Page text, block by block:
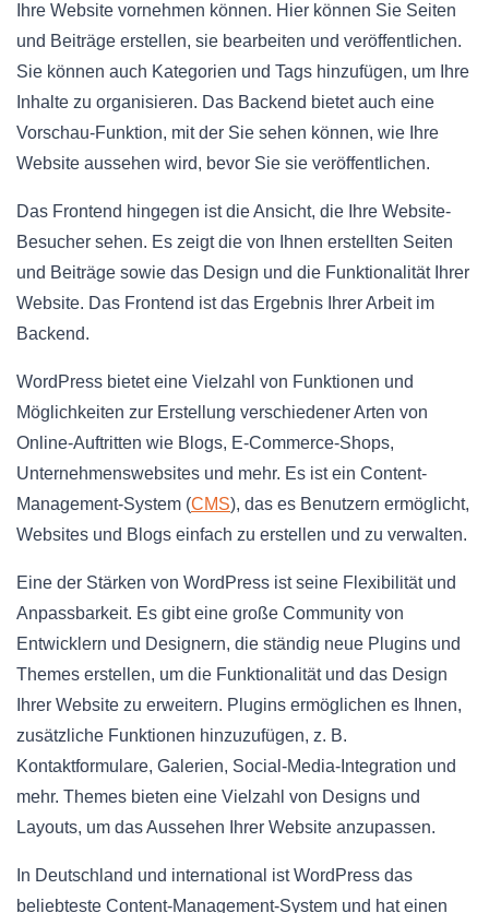
Ihre Website vornehmen können. Hier können Sie Seiten
und Beiträge erstellen, sie bearbeiten und veröffentlichen.
Sie können auch Kategorien und Tags hinzufügen, um Ihre
Inhalte zu organisieren. Das Backend bietet auch eine
Vorschau-Funktion, mit der Sie sehen können, wie Ihre
Website aussehen wird, bevor Sie sie veröffentlichen.
Das Frontend hingegen ist die Ansicht, die Ihre Website-
Besucher sehen. Es zeigt die von Ihnen erstellten Seiten
und Beiträge sowie das Design und die Funktionalität Ihrer
Website. Das Frontend ist das Ergebnis Ihrer Arbeit im
Backend.
WordPress bietet eine Vielzahl von Funktionen und
Möglichkeiten zur Erstellung verschiedener Arten von
Online-Auftritten wie Blogs, E-Commerce-Shops,
Unternehmenswebsites und mehr. Es ist ein Content-
Management-System (CMS), das es Benutzern ermöglicht,
Websites und Blogs einfach zu erstellen und zu verwalten.
Eine der Stärken von WordPress ist seine Flexibilität und
Anpassbarkeit. Es gibt eine große Community von
Entwicklern und Designern, die ständig neue Plugins und
Themes erstellen, um die Funktionalität und das Design
Ihrer Website zu erweitern. Plugins ermöglichen es Ihnen,
zusätzliche Funktionen hinzuzufügen, z. B.
Kontaktformulare, Galerien, Social-Media-Integration und
mehr. Themes bieten eine Vielzahl von Designs und
Layouts, um das Aussehen Ihrer Website anzupassen.
In Deutschland und international ist WordPress das
beliebteste Content-Management-System und hat einen